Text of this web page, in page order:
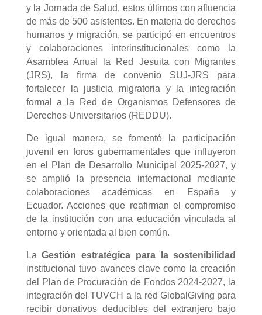
y la Jornada de Salud, estos últimos con afluencia
de más de 500 asistentes. En materia de derechos
humanos y migración, se participó en encuentros
y colaboraciones interinstitucionales como la
Asamblea Anual la Red Jesuita con Migrantes
(JRS), la firma de convenio SUJ-JRS para
fortalecer la justicia migratoria y la integración
formal a la Red de Organismos Defensores de
Derechos Universitarios (REDDU).
De igual manera, se fomentó la participación
juvenil en foros gubernamentales que influyeron
en el Plan de Desarrollo Municipal 2025-2027, y
se amplió la presencia internacional mediante
colaboraciones académicas en España y
Ecuador. Acciones que reafirman el compromiso
de la institución con una educación vinculada al
entorno y orientada al bien común.
LaGestión estratégica para la sostenibilidad
institucional tuvo avances clave como la creación
del Plan de Procuración de Fondos 2024-2027, la
integración del TUVCH a la red GlobalGiving para
recibir donativos deducibles del extranjero bajo